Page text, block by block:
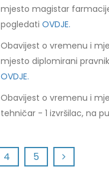
mjesto magistar
pogledati OVDJE.
Obavijest o vremenu i
mjesto diplomirani
OVDJE.
Obavijest o vremenu i
tehničar - 1 izvršilac, na
4 5